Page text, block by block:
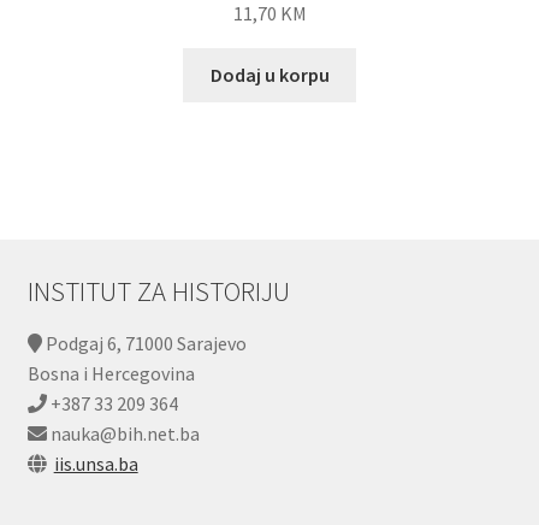
11,70 KM
Dodaj u korpu
INSTITUT ZA HISTORIJU
Podgaj 6, 71000 Sarajevo
Bosna i Hercegovina
+387 33 209 364
nauka@bih.net.ba
iis.unsa.ba